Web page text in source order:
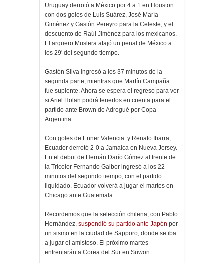
Uruguay derrotó a México por 4 a 1 en Houston
con dos goles de Luis Suárez, José María
Giménez y Gastón Pereyro para la Celeste, y el
descuento de Raúl Jiménez para los mexicanos.
El arquero Muslera atajó un penal de México a
los 29' del segundo tiempo.
Gastón Silva ingresó a los 37 minutos de la
segunda parte, mientras que Martín Campaña
fue suplente. Ahora se espera el regreso para ver
si Ariel Holan podrá tenerlos en cuenta para el
partido ante Brown de Adrogué por Copa
Argentina.
Con goles de Enner Valencia y Renato Ibarra,
Ecuador derrotó 2-0 a Jamaica en Nueva Jersey.
En el debut de Hernán Darío Gómez al frente de
la Tricolor Fernando Gaibor ingresó a los 22
minutos del segundo tiempo, con el partido
liquidado. Ecuador volverá a jugar el martes en
Chicago ante Guatemala.
Recordemos que la selección chilena, con Pablo
Hernández, suspendió su partido ante Japón por
un sismo en la ciudad de Sapporo, donde se iba
a jugar el amistoso. El próximo martes
enfrentarán a Corea del Sur en Suwon.